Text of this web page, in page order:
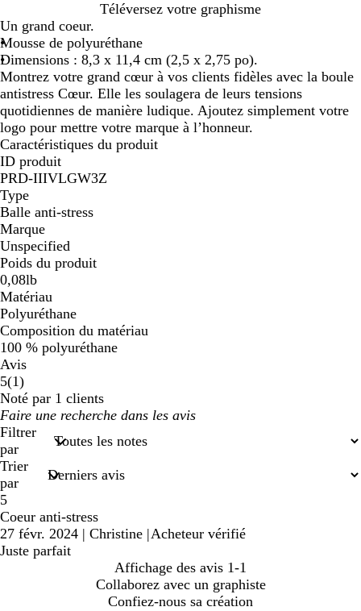
o
u
g
e
Téléversez votre graphisme
Un grand coeur.
Mousse de polyuréthane
Dimensions : 8,3 x 11,4 cm (2,5 x 2,75 po).
Montrez votre grand cœur à vos clients fidèles avec la boule
antistress Cœur. Elle les soulagera de leurs tensions
quotidiennes de manière ludique. Ajoutez simplement votre
logo pour mettre votre marque à l’honneur.
Caractéristiques du produit
ID produit
PRD-IIIVLGW3Z
Type
Balle anti-stress
Marque
Unspecified
Poids du produit
0,08lb
Matériau
Polyuréthane
Composition du matériau
100 % polyuréthane
Avis
5(11
avis
)
Noté par 1 clients
Mes
saisies
de
recherche
Filtrer
par
Trier
par
5
Coeur anti-stress
27 févr. 2024 | Christine |Acheteur vérifié
Juste parfait
Affichage des avis 1-1
Collaborez avec un graphiste
Confiez-nous sa création